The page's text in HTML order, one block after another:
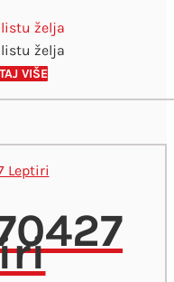
želja
želja
VIŠE